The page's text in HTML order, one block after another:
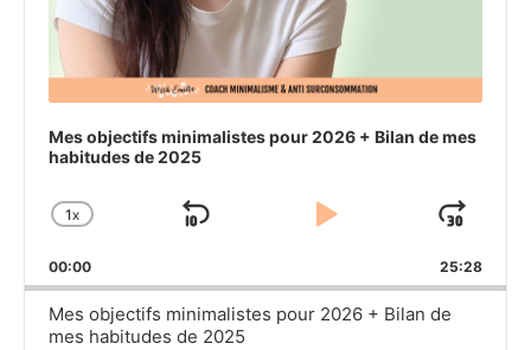
Mes objectifs minimalistes pour 2026 + Bilan de mes
habitudes de 2025
CHANGE
RATE
1X
SKIP
PLAY
PAUSE
00:00 25:28
Mes objectifs minimalistes pour 2026 + Bilan de
mes habitudes de 2025